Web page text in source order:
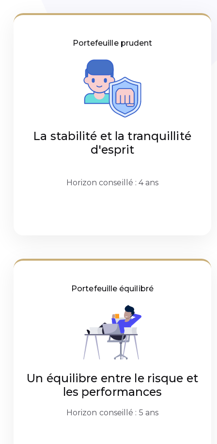
Portefeuille prudent
La stabilité et la tranquillité
d'esprit
Horizon conseillé : 4 ans
Portefeuille équilibré
Un équilibre entre le risque et
les performances
Horizon conseillé : 5 ans